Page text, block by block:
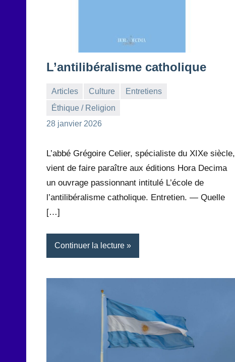
L’antilibéralisme catholique
Articles Culture
Entretiens
Éthique / Religion
28 janvier 2026
Rédaction
commentaire
L’abbé Grégoire Celier, spécialiste du XIXe siècle,
vient de faire paraître aux éditions Hora Decima
un ouvrage passionnant intitulé L’école de
l’antilibéralisme catholique. Entretien. — Quelle
[…]
Continuer la lecture